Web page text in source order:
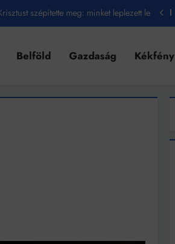
szépítette meg: minket leplezett le
Tetris boldogabbá tesz, mint a szerelem
uralni – de nem csak a 80-as években
Belföld Gazdaság Kékfény